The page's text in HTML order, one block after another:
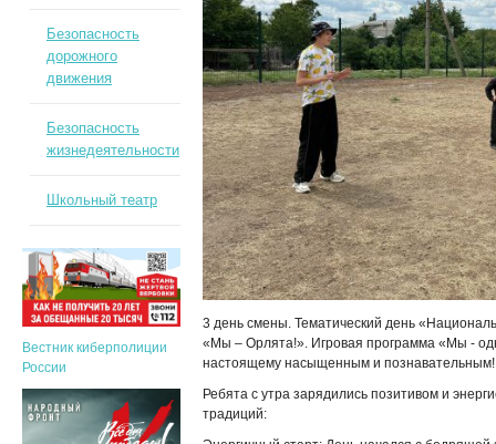
3 день смены. Тематический день
«Мы – Орлята!». Игровая программа «Мы -
настоящему насыщенным и познавательным!
Ребята с утра зарядились позитивом и
традиций:
Безопасность
дорожного
движения
Безопасность
жизнедеятельности
Школьный театр
Вестник киберполиции
России